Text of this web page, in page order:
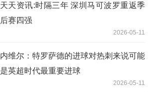
天天资讯:时隔三年 深圳马可波罗重返季
后赛四强
2026-05-11
内维尔：特罗萨德的进球对热刺来说可能
是英超时代最重要进球
2026-05-11